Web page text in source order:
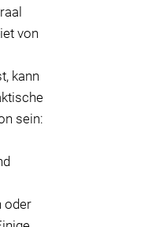
von
kann
sein:
oder